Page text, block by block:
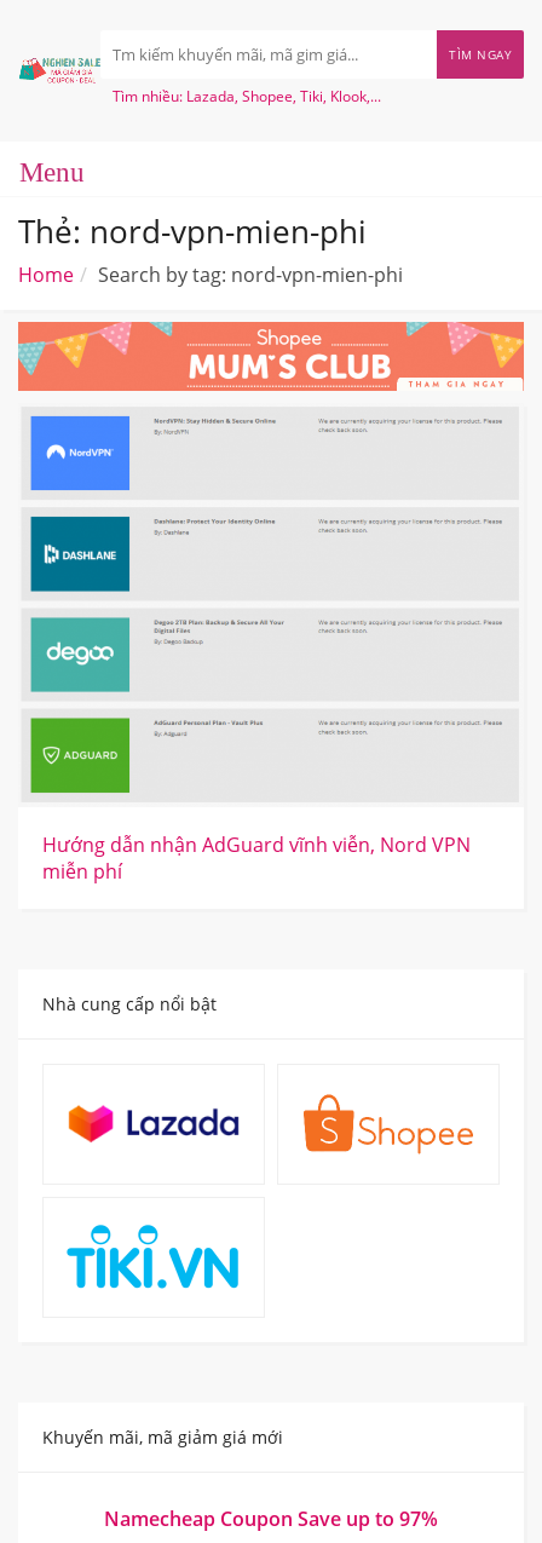
TÌM NGAY
Tìm nhiều: Lazada, Shopee, Tiki, Klook,...
Thẻ: nord-vpn-mien-phi
Home Search by tag: nord-vpn-mien-phi
Hướng dẫn nhận AdGuard vĩnh viễn, Nord VPN
miễn phí
Nhà cung cấp nổi bật
Khuyến mãi, mã giảm giá mới
Namecheap Coupon Save up to 97%